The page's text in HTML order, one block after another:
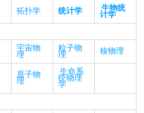
拓扑学 统计学 生物统
计学
宇宙物
理
粒子物
理 核物理
原子物
理
生命系
统物理
学